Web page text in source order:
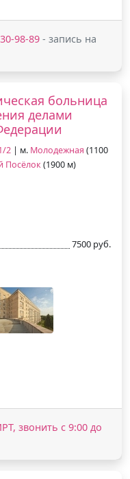
98-89 - запись на
больница
делами
2 | м. Молодежная (1100
Посёлок(1900 м)
7500 руб.
звонить с 9:00 до